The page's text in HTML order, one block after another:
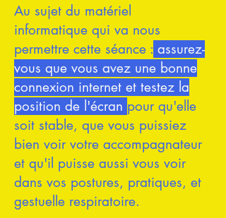
Au sujet du matériel
informatique qui va nous
permettre cette séance : assurez-
vous que vous avez une bonne
connexion internet et testez la
position de l'écran pour qu'elle
soit stable, que vous puissiez
bien voir votre accompagnateur
et qu'il puisse aussi vous voir
dans vos postures, pratiques, et
gestuelle respiratoire.